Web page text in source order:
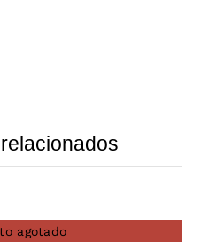
agotado